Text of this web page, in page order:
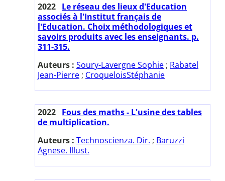
2022 Le réseau des lieux d'Education
associés à l'Institut français de
l'Education. Choix méthodologiques et
savoirs produits avec les enseignants. p.
311-315.
Auteurs : Soury-Lavergne Sophie ; Rabatel
Jean-Pierre ; CroqueloisStéphanie
2022 Fous des maths - L'usine des tables
de multiplication.
Auteurs : Technoscienza. Dir. ; Baruzzi
Agnese. Illust.